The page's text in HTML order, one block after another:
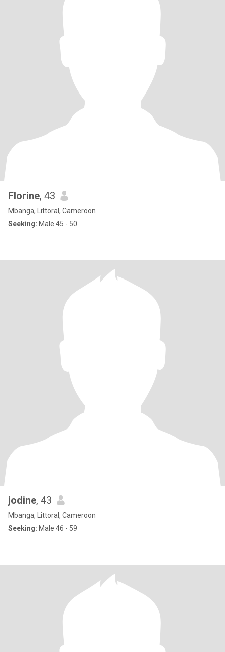
Florine, 43
Mbanga, Littoral, Cameroon
Seeking: Male 45 - 50
jodine, 43
Mbanga, Littoral, Cameroon
Seeking: Male 46 - 59